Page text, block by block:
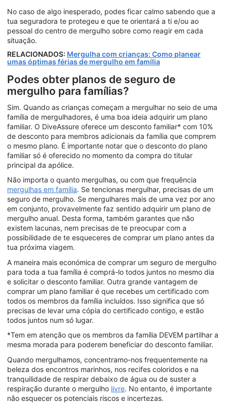
No caso de algo inesperado, podes ficar calmo sabendo que a
tua seguradora te protegeu e que te orientará a ti e/ou ao
pessoal do centro de mergulho sobre como reagir em cada
situação.
RELACIONADOS: Mergulha com crianças: Como planear
umas óptimas férias de mergulho em família
Podes obter planos de seguro de
mergulho para famílias?
Sim. Quando as crianças começam a mergulhar no seio de uma
família de mergulhadores, é uma boa ideia adquirir um plano
familiar. O DiveAssure oferece um desconto familiar* com 10%
de desconto para membros adicionais da família que comprem
o mesmo plano. É importante notar que o desconto do plano
familiar só é oferecido no momento da compra do titular
principal da apólice.
Não importa o quanto mergulhas, ou com que frequência
mergulhas em família. Se tencionas mergulhar, precisas de um
seguro de mergulho. Se mergulhares mais de uma vez por ano
em conjunto, provavelmente faz sentido adquirir um plano de
mergulho anual. Desta forma, também garantes que não
existem lacunas, nem precisas de te preocupar com a
possibilidade de te esqueceres de comprar um plano antes da
tua próxima viagem.
A maneira mais económica de comprar um seguro de mergulho
para toda a tua família é comprá-lo todos juntos no mesmo dia
e solicitar o desconto familiar. Outra grande vantagem de
comprar um plano familiar é que recebes um certificado com
todos os membros da família incluídos. Isso significa que só
precisas de levar uma cópia do certificado contigo, e estão
todos juntos num só lugar.
*Tem em atenção que os membros da família DEVEM partilhar a
mesma morada para poderem beneficiar do desconto familiar.
Quando mergulhamos, concentramo-nos frequentemente na
beleza dos encontros marinhos, nos recifes coloridos e na
tranquilidade de respirar debaixo de água ou de suster a
respiração durante o mergulho livre. No entanto, é importante
não esquecer os potenciais riscos e incertezas.